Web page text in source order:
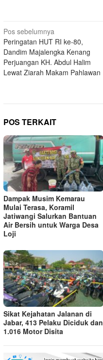
Navigasi
pos
Pos sebelumnya
Peringatan HUT RI ke-80,
Dandim Majalengka Kenang
Perjuangan KH. Abdul Halim
Lewat Ziarah Makam Pahlawan
POS TERKAIT
Dampak Musim Kemarau
Mulai Terasa, Koramil
Jatiwangi Salurkan Bantuan
Air Bersih untuk Warga Desa
Loji
Sikat Kejahatan Jalanan di
Jabar, 413 Pelaku Diciduk dan
1.016 Motor Disita